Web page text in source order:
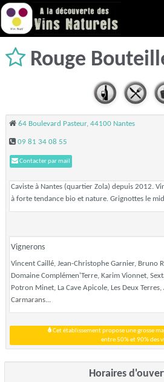
Rouge
64 Boulevard Pasteur, 44100 Nantes
09 81 34 08 55
Contacter par mail
Caviste à Nantes (quartier Zola) depuis 2012.
à forte tendance bio et nature. Grignottes le
Vignerons
Vincent Caillé, Jean-Christophe Garnier, Bruno
Domaine Complémen'Terre, Karim Vionnet,
Potron Minet, La Cave Apicole, Les Deux
Carmarans...
Cet établissement propose une grosse
entre 50% et 90% des
Horaires